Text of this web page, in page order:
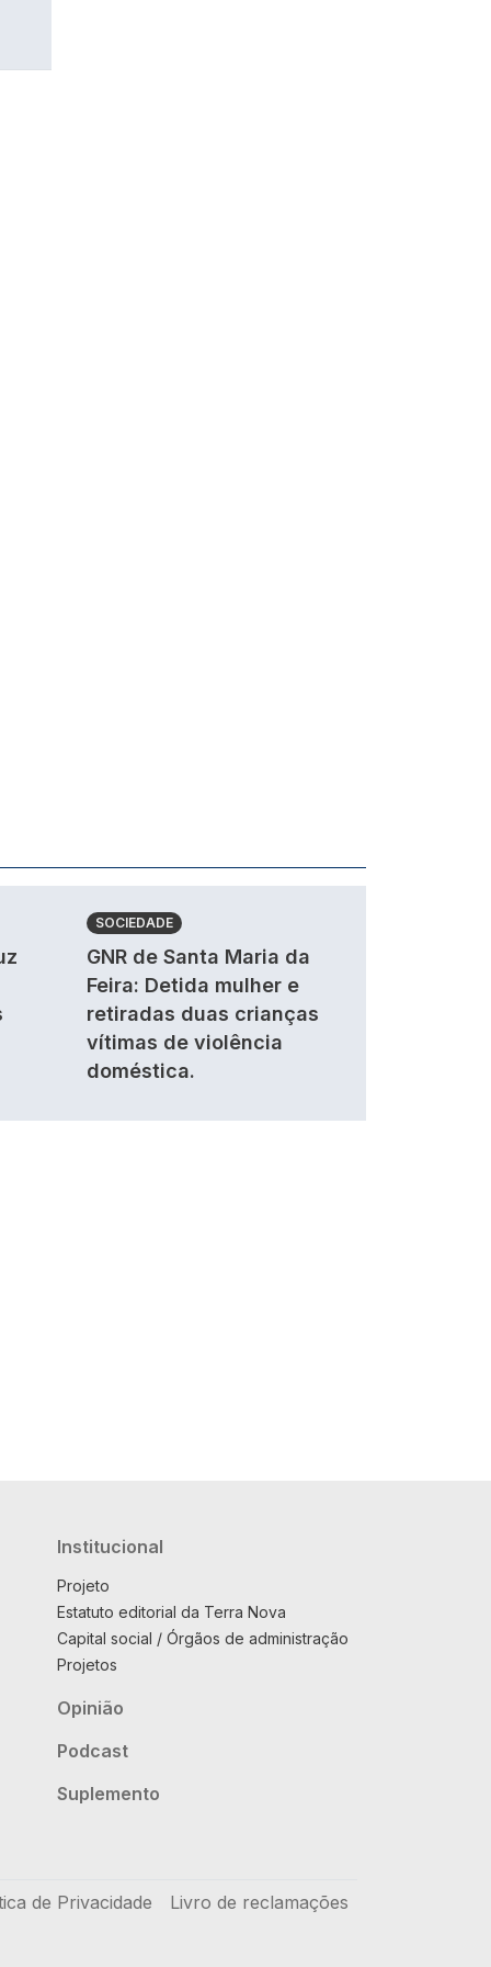
SOCIEDADE
GNR de Santa Maria da
Feira: Detida mulher e
retiradas duas crianças
vítimas de violência
doméstica.
Institucional
Projeto
Estatuto editorial da Terra Nova
Capital social / Órgãos de administração
Projetos
Opinião
Podcast
Suplemento
de Privacidade Livro de reclamações